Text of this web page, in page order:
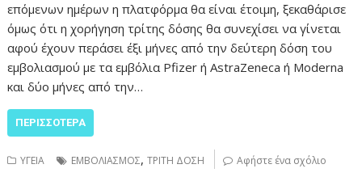
επόμενων ημέρων η πλατφόρμα θα είναι έτοιμη, ξεκαθάρισε
όμως ότι η χορήγηση τρίτης δόσης θα συνεχίσει να γίνεται
αφού έχουν περάσει έξι μήνες από την δεύτερη δόση του
εμβολιασμού με τα εμβόλια Pfizer ή AstraZeneca ή Moderna
και δύο μήνες από την…
ΠΕΡΙΣΣΌΤΕΡΑ
ΥΓΕΙΑ ΕΜΒΟΛΙΑΣΜΟΣ,ΤΡΙΤΗ ΔΟΣΗ Αφήστε ένα σχόλιο